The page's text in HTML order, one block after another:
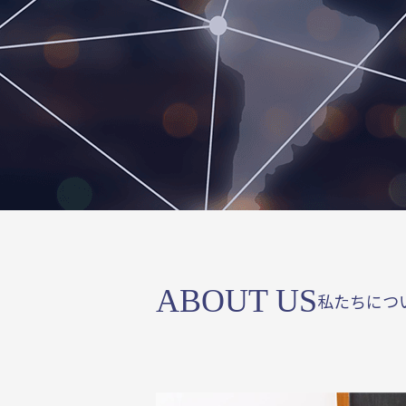
ABOUT US私たちにつ